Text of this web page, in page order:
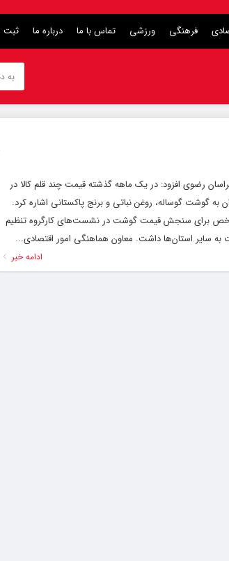
فرهنگی ورزشی تماس با ما درباره ما
رضوی افزود: در یک ماهه گذشته قیمت چند قلم کالا در
گوشت گوساله، روغن نباتی و برنج پاکستانی اشاره کرد.
برای سنجش قیمت گوشت در نشست‌های کارگروه تنظیم
سایر استان‌ها داشت. معاون هماهنگی امور اقتصادی...
ادامه خبر